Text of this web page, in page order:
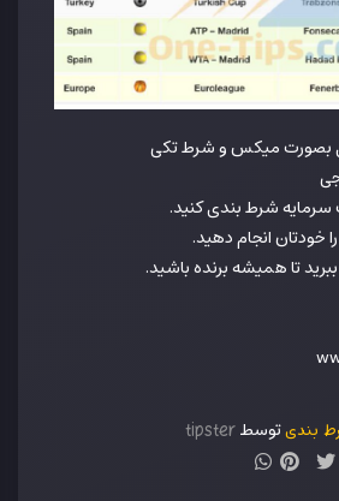
بصورت میکس و شرط تکی
شرط بندی کنید.
خودتان انجام دهید.
تا همیشه برنده باشید.
بندیتوسطtipster